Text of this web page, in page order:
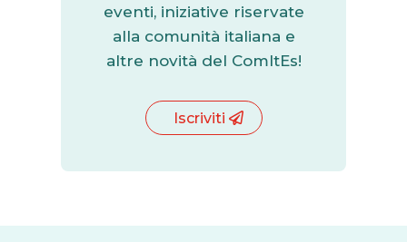
eventi, iniziative riservate
alla comunità italiana e
altre novità del ComItEs!
Iscriviti